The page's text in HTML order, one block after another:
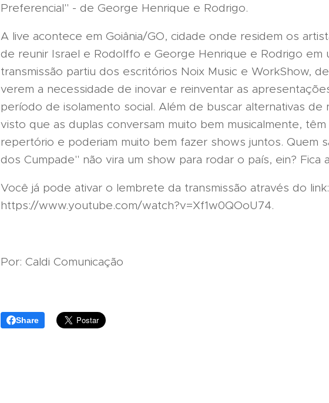
Preferencial" - de George Henrique e Rodrigo.
A live acontece em Goiânia/GO, cidade onde residem os
de reunir Israel e Rodolffo e George Henrique e Rodrigo em
transmissão partiu dos escritórios Noix Music e WorkShow,
verem a necessidade de inovar e reinventar as
período de isolamento social. Além de buscar alternativas de
visto que as duplas conversam muito bem musicalmente, têm
repertório e poderiam muito bem fazer shows juntos. Quem
dos Cumpade" não vira um show para rodar o país, ein? Fica
Você já pode ativar o lembrete da transmissão através do link:
https://www.youtube.com/watch?v=Xf1w0QOoU74.
Por: Caldi Comunicação
Share